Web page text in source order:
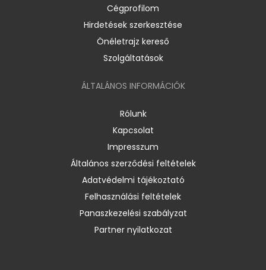
Cégprofilom
Hirdetések szerkesztése
Önéletrajz kereső
Szolgáltatások
ÁLTALÁNOS INFORMÁCIÓK
Rólunk
Kapcsolat
Impresszum
Általános szerződési feltételek
Adatvédelmi tájékoztató
Felhasználási feltételek
Panaszkezelési szabályzat
Partner nyilatkozat